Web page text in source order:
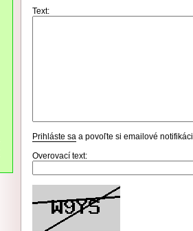
Text:
Prihláste sa a povoľte si emailové
Overovací text: